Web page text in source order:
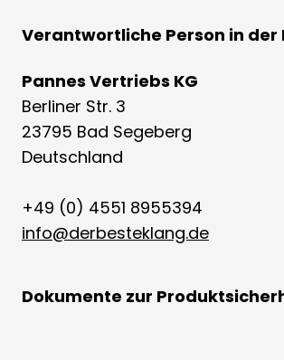
Verantwortliche Person in der
Pannes Vertriebs KG
Berliner Str. 3
23795 Bad Segeberg
Deutschland
+49 (0) 4551 8955394
info@derbesteklang.de
Dokumente zur